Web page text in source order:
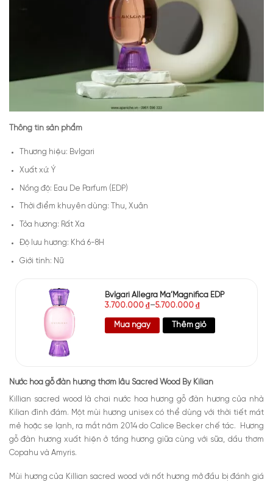
Thông tin sản phẩm
Thương hiệu: Bvlgari
Xuất xứ: Ý
Nồng độ: Eau De Parfum (EDP)
Thời điểm khuyên dùng: Thu, Xuân
Tỏa hương: Rất Xa
Độ lưu hương: Khá 6-8H
Giới tính: Nữ
Bvlgari Allegra Ma’Magnifica EDP
3.700.000₫–5.700.000₫
Mua ngay Thêm giỏ
Nước hoa gỗ đàn hương thơm lâu Sacred Wood By Kilian
Killian sacred wood là chai nước hoa hương gỗ đàn hương của nhà
Kilian đình đám. Một mùi hương unisex có thể dùng với thời tiết mát
mẻ hoặc se lạnh, ra mắt năm 2014 do Calice Becker chế tác. Hương
gỗ đàn hương xuất hiện ở tầng hương giữa cùng với sữa, dầu thơm
Copahu và Amyris.
Mùi hương của Killian sacred wood với nốt hương mở đầu bị đánh giá